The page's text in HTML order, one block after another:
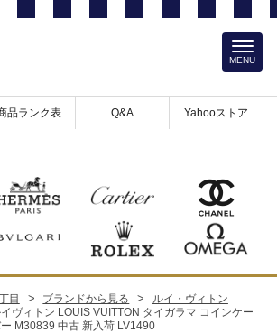
品ランク表 Q&A Yahooストア
MENU
目 > ブランドから見る >
ルイ・ヴィトン
ヴィトン LOUIS VUITTON タイガラマ コインケー
M30839 中古 新入荷 LV1490